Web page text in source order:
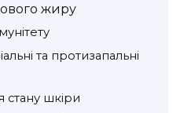
жиру
та протизапальні
стану шкіри